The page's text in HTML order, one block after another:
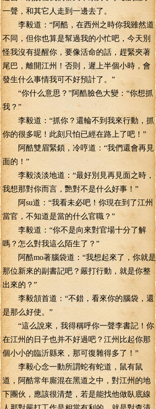
一聲，和其它人走到一邊去了。
李毅道：“阿酷，在西州之時你我雖然道
不同，但你也算是幫過我的小忙吧，今天別
怪我沒有提醒你，要像活命的話，趕緊夾著
尾巴，離開江州！否則，遲上半個小時，會
發生什么事情我可不好預計了。”
“你什么意思？”阿酷臉色大變：“你想抓
我？”
李毅道：“抓你？還輪不到我來行動，抓
你的很多呢！此刻只怕已經在路上了吧！”
阿酷雙眉緊鎖，冷哼道：“我們還會再見
面的！”
李毅淡淡地道：“最好別見再見面之時，
我想那對你而言，艷對不是什么好事！”
阿su道：“我看未必吧！你現在到了江州
當官，不知道是當的什么官職？”
李毅道：“你不是向來對官場十分了解
嗎？怎么對我這么陌生了？”
阿酷mo著腦袋道：“我想起來了，你就是
那位新來的副書記吧？嚴打行動，就是你整
出來的？”
李毅頷首道：“不錯，看來你的腦袋，還
是那么好使。”
“這么說來，我得稱呼你一聲李書記！你
在江州的日子也并不好過吧？江州比起你那
個小小的臨沂縣來，那可復雜得多了！”
李毅心念一動所謂蛇有蛇道，鼠有鼠
道，阿酷常年廝混在黑道之中，對江州的地
下團伙，應該很清楚，若是能找他做臥底線